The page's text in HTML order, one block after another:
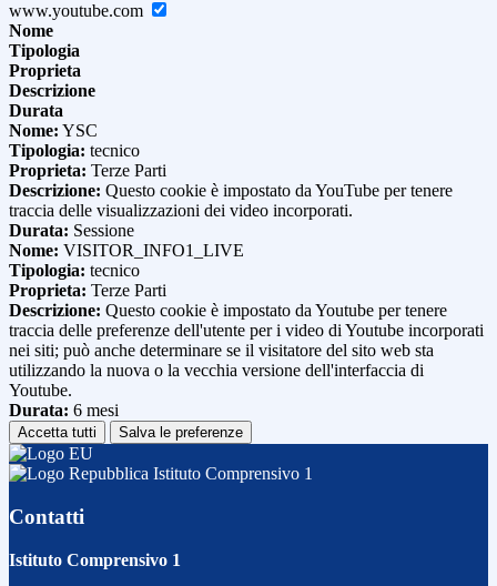
www.youtube.com
Nome
Tipologia
Proprieta
Descrizione
Durata
Nome: YSC
Tipologia: tecnico
Proprieta: Terze Parti
Descrizione: Questo cookie è impostato da YouTube per tenere
traccia delle visualizzazioni dei video incorporati.
Durata: Sessione
Nome: VISITOR_INFO1_LIVE
Tipologia: tecnico
Proprieta: Terze Parti
Descrizione: Questo cookie è impostato da Youtube per tenere
traccia delle preferenze dell'utente per i video di Youtube incorporati
nei siti; può anche determinare se il visitatore del sito web sta
utilizzando la nuova o la vecchia versione dell'interfaccia di
Youtube.
Durata: 6 mesi
Accetta tutti Salva le preferenze
Istituto Comprensivo 1
Contatti
Istituto Comprensivo 1